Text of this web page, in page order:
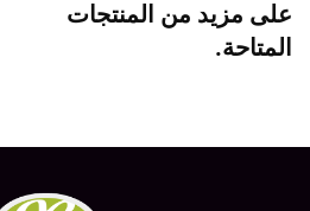
على مزيد من المنتجات
المتاحة.